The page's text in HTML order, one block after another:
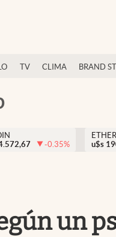
TV CLIMA BRAND
-0.35%
u$s
un